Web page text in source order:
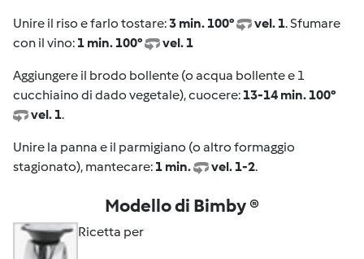
Unire il riso e farlo tostare:3 min. 100° vel. 1. Sfumare
con il vino: 1 min. 100° vel. 1
Aggiungere il brodo bollente (o acqua bollente e 1
cucchiaino di dado vegetale), cuocere: 13-14 min. 100°
vel. 1.
Unire la panna e il parmigiano (o altro formaggio
stagionato), mantecare: 1 min. vel. 1-2.
Modello di Bimby ®
Ricetta per